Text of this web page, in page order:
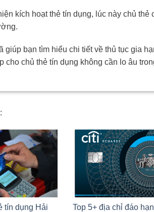
kích hoạt thẻ tín dụng, lúc này chủ thẻ
giúp bạn tìm hiểu chi tiết về thủ tục gia
cho chủ thẻ tín dụng không cần lo âu
tín dụng Hải
Top 5+ địa chỉ đáo